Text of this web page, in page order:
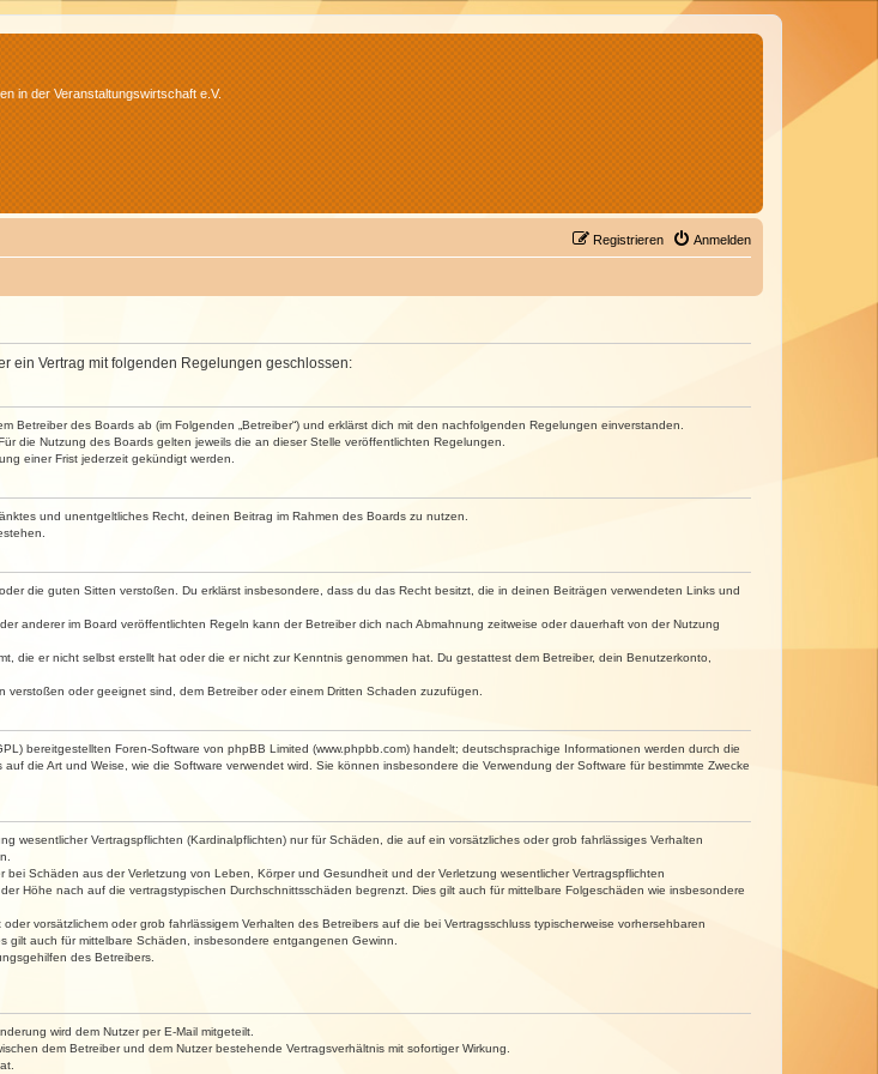
in der Veranstaltungswirtschaft e.V.
Anmelden
Registrieren
ein Vertrag mit folgenden Regelungen geschlossen:
Betreiber des Boards ab (im Folgenden „Betreiber“) und erklärst dich mit den nachfolgenden Regelungen einverstanden.
die Nutzung des Boards gelten jeweils die an dieser Stelle veröffentlichten Regelungen.
einer Frist jederzeit gekündigt werden.
und unentgeltliches Recht, deinen Beitrag im Rahmen des Boards zu nutzen.
die guten Sitten verstoßen. Du erklärst insbesondere, dass du das Recht besitzt, die in deinen Beiträgen verwendeten Links und
anderer im Board veröffentlichten Regeln kann der Betreiber dich nach Abmahnung zeitweise oder dauerhaft von der Nutzung
die er nicht selbst erstellt hat oder die er nicht zur Kenntnis genommen hat. Du gestattest dem Betreiber, dein Benutzerkonto,
oder geeignet sind, dem Betreiber oder einem Dritten Schaden zuzufügen.
bereitgestellten Foren-Software von phpBB Limited (www.phpbb.com) handelt; deutschsprachige Informationen werden durch die
die Art und Weise, wie die Software verwendet wird. Sie können insbesondere die Verwendung der Software für bestimmte Zwecke
wesentlicher Vertragspflichten (Kardinalpflichten) nur für Schäden, die auf ein vorsätzliches oder grob fahrlässiges Verhalten
Schäden aus der Verletzung von Leben, Körper und Gesundheit und der Verletzung wesentlicher Vertragspflichten
Höhe nach auf die vertragstypischen Durchschnittsschäden begrenzt. Dies gilt auch für mittelbare Folgeschäden wie insbesondere
vorsätzlichem oder grob fahrlässigem Verhalten des Betreibers auf die bei Vertragsschluss typischerweise vorhersehbaren
auch für mittelbare Schäden, insbesondere entgangenen Gewinn.
des Betreibers.
wird dem Nutzer per E-Mail mitgeteilt.
dem Betreiber und dem Nutzer bestehende Vertragsverhältnis mit sofortiger Wirkung.